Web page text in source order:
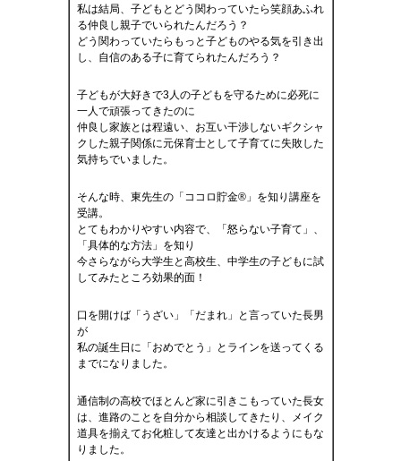
私は結局、子どもとどう関わっていたら笑顔あふれ
る仲良し親子でいられたんだろう？
どう関わっていたらもっと子どものやる気を引き出
し、自信のある子に育てられたんだろう？
子どもが大好きで3人の子どもを守るために必死に
一人で頑張ってきたのに
仲良し家族とは程遠い、お互い干渉しないギクシャ
クした親子関係に元保育士として子育てに失敗した
気持ちでいました。
そんな時、東先生の「ココロ貯金®」を知り講座を
受講。
とてもわかりやすい内容で、「怒らない子育て」、
「具体的な方法」を知り
今さらながら大学生と高校生、中学生の子どもに試
してみたところ効果的面！
口を開けば「うざい」「だまれ」と言っていた長男
が
私の誕生日に「おめでとう」とラインを送ってくる
までになりました。
通信制の高校でほとんど家に引きこもっていた長女
は、進路のことを自分から相談してきたり、メイク
道具を揃えてお化粧して友達と出かけるようにもな
りました。